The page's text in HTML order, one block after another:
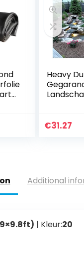
Heavy
Rubberen
€31.27
Additional
| Kleur:20